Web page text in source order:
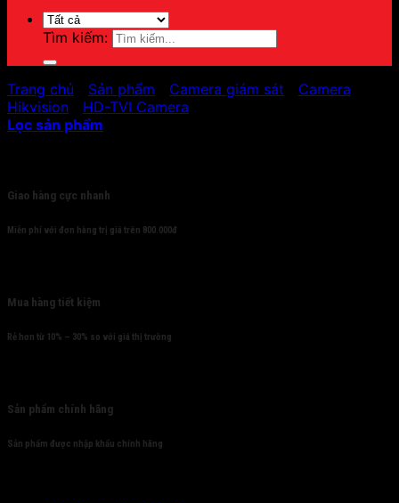
Tìm kiếm:
Trang chủ Sản phẩm Camera giám sát
Camera
Hikvision
HD-TVI Camera
Lọc sản phẩm
Giao hàng cực nhanh
Miễn phí với đơn hàng trị giá trên 800.000đ
Mua hàng tiết kiệm
Rẻ hơn từ 10% – 30% so với giá thị trường
Sản phẩm chính hãng
Sản phẩm được nhập khẩu chính hãng